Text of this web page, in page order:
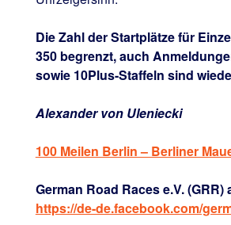
Die Zahl der Startplätze für
350 begrenzt, auch
sowie 10Plus-Staffeln sind
Alexander von Uleniecki
100 Meilen Berlin – Berliner
German Road Races e.V.
https://de-de.facebook.com/